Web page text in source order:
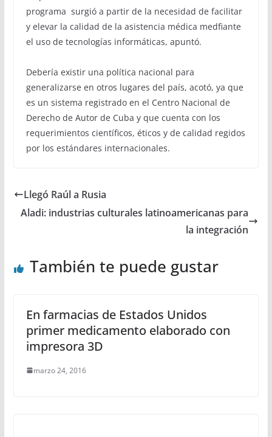
programa surgió a partir de la necesidad de facilitar
y elevar la calidad de la asistencia médica medfiante
el uso de tecnologías informáticas, apuntó.
Debería existir una política nacional para
generalizarse en otros lugares del país, acotó, ya que
es un sistema registrado en el Centro Nacional de
Derecho de Autor de Cuba y que cuenta con los
requerimientos científicos, éticos y de calidad regidos
por los estándares internacionales.
Llegó Raúl a Rusia
Aladi: industrias culturales latinoamericanas para
la integración
También te puede gustar
En farmacias de Estados Unidos
primer medicamento elaborado con
impresora 3D
marzo 24, 2016